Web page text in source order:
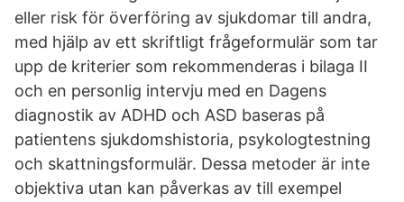
eller risk för överföring av sjukdomar till andra,
med hjälp av ett skriftligt frågeformulär som tar
upp de kriterier som rekommenderas i bilaga II
och en personlig intervju med en Dagens
diagnostik av ADHD och ASD baseras på
patientens sjukdomshistoria, psykologtestning
och skattningsformulär. Dessa metoder är inte
objektiva utan kan påverkas av till exempel